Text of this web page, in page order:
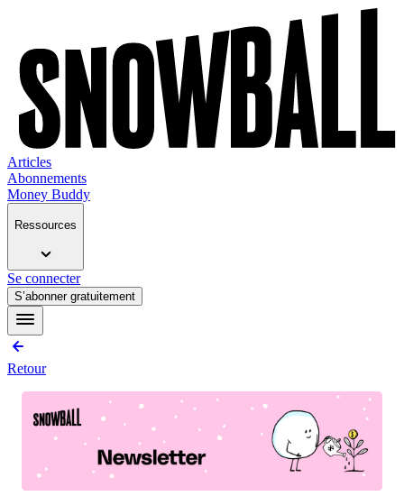
Articles
Abonnements
Money Buddy
Ressources
Se connecter
S’abonner gratuitement
Retour